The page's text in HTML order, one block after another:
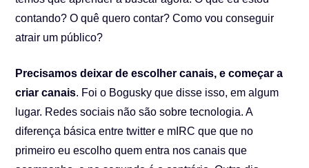
contando? O quê quero contar? Como vou conseguir
atrair um público?
Precisamos deixar de escolher canais, e começar a
criar canais. Foi o Bogusky que disse isso, em algum
lugar. Redes sociais não são sobre tecnologia. A
diferença básica entre twitter e mIRC que que no
primeiro eu escolho quem entra nos canais que